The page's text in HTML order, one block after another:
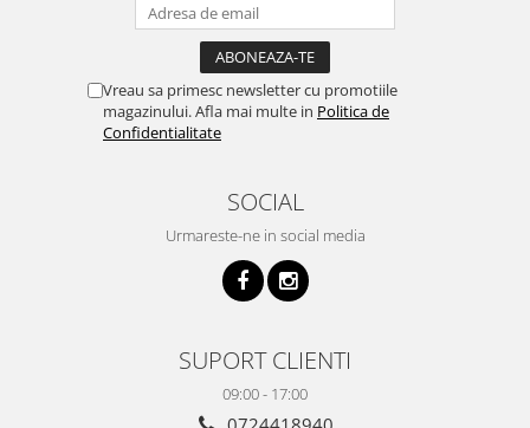
Vreau sa primesc newsletter cu promotiile
magazinului. Afla mai multe in Politica de
Confidentialitate
SOCIAL
Urmareste-ne in social media
SUPORT CLIENTI
09:00 - 17:00